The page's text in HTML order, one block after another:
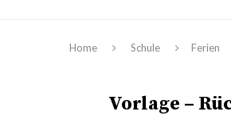
Home Schule Ferien
Vorlage –